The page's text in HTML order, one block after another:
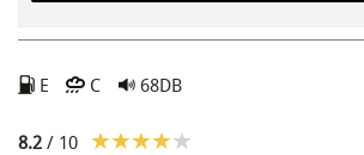
E C 68DB
8.2 / 10